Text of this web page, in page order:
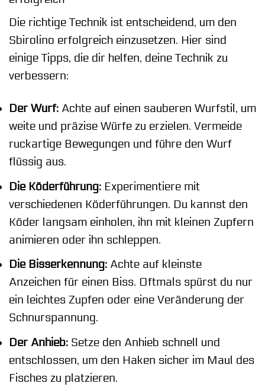
Die richtige Technik ist entscheidend, um den
Sbirolino erfolgreich einzusetzen. Hier sind
einige Tipps, die dir helfen, deine Technik zu
verbessern:
Der Wurf: Achte auf einen sauberen Wurfstil, um
weite und präzise Würfe zu erzielen. Vermeide
ruckartige Bewegungen und führe den Wurf
flüssig aus.
Die Köderführung: Experimentiere mit
verschiedenen Köderführungen. Du kannst den
Köder langsam einholen, ihn mit kleinen Zupfern
animieren oder ihn schleppen.
Die Bisserkennung: Achte auf kleinste
Anzeichen für einen Biss. Oftmals spürst du nur
ein leichtes Zupfen oder eine Veränderung der
Schnurspannung.
Der Anhieb: Setze den Anhieb schnell und
entschlossen, um den Haken sicher im Maul des
Fisches zu platzieren.